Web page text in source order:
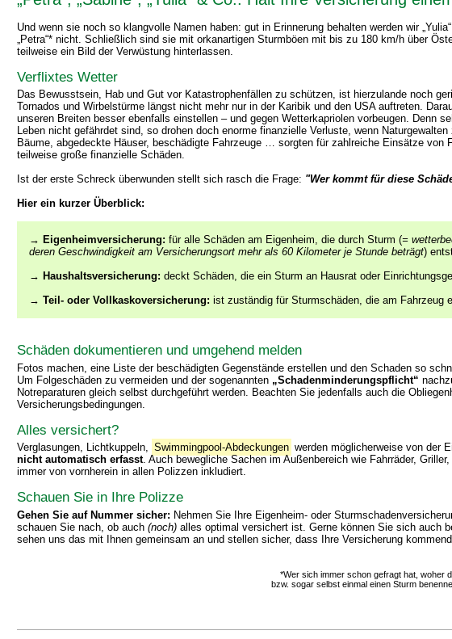
Und wenn sie noch so klangvolle Namen haben: gut in Erinnerung behalten werden wir
„Petra“* nicht. Schließlich sind sie mit orkanartigen Sturmböen mit bis zu 180 km/h über
teilweise ein Bild der Verwüstung hinterlassen.
Verflixtes Wetter
Das Bewusstsein, Hab und Gut vor Katastrophenfällen zu schützen, ist hierzulande noch
Tornados und Wirbelstürme längst nicht mehr nur in der Karibik und den USA auftreten.
unseren Breiten besser ebenfalls einstellen – und gegen Wetterkapriolen vorbeugen. Denn
Leben nicht gefährdet sind, so drohen doch enorme finanzielle Verluste, wenn
Bäume, abgedeckte Häuser, beschädigte Fahrzeuge … sorgten für zahlreiche Einsätze von
teilweise große finanzielle Schäden.
Ist der erste Schreck überwunden stellt sich rasch die Frage: "Wer kommt für diese
Hier ein kurzer Überblick:
→ Eigenheimversicherung: für alle Schäden am Eigenheim, die durch Sturm (=
deren Geschwindigkeit am Versicherungsort mehr als 60 Kilometer je Stunde beträgt)
→ Haushaltsversicherung: deckt Schäden, die ein Sturm an Hausrat oder
→ Teil- oder Vollkaskoversicherung: ist zuständig für Sturmschäden, die am Fahrzeug
Schäden dokumentieren und umgehend melden
Fotos machen, eine Liste der beschädigten Gegenstände erstellen und den Schaden so
Um Folgeschäden zu vermeiden und der sogenannten „Schadenminderungspflicht“
Notreparaturen gleich selbst durchgeführt werden. Beachten Sie jedenfalls auch die
Versicherungsbedingungen.
Alles versichert?
Verglasungen, Lichtkuppeln, Swimmingpool-Abdeckungen werden möglicherweise von der
nicht automatisch erfasst. Auch bewegliche Sachen im Außenbereich wie Fahrräder,
immer von vornherein in allen Polizzen inkludiert.
Schauen Sie in Ihre Polizze
Gehen Sie auf Nummer sicher: Nehmen Sie Ihre Eigenheim- oder
schauen Sie nach, ob auch (noch) alles optimal versichert ist. Gerne können Sie sich auch
sehen uns das mit Ihnen gemeinsam an und stellen sicher, dass Ihre Versicherung
*Wer sich immer schon gefragt hat, woher
bzw. sogar selbst einmal einen Sturm